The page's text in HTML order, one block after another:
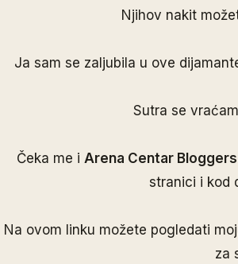
Njihov nakit
Ja sam se zaljubila u ove
Sutra se
Čeka me i Arena Centar
stranici i kod
Na ovom linku možete pogledati
za